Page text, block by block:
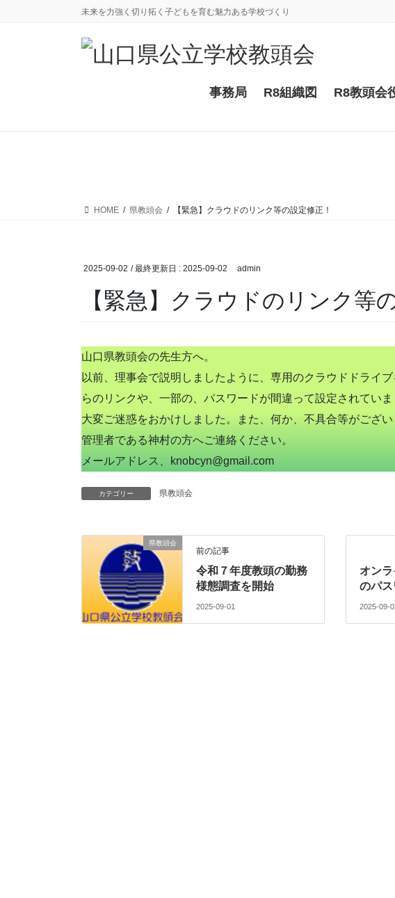
未来を力強く切り拓く子どもを育む魅力ある学校づくり
事務局 R8組織図 R8教頭会
HOME 県教頭会 【緊急】クラウドのリンク等の設定修正！
2025-09-02 / 最終更新日 : 2025-09-02 admin
【緊急】クラウドのリンク等
山口県教頭会の先生方へ。
以前、理事会で説明しましたように、専用のクラウドドライ
らのリンクや、一部の、パスワードが間違って設定されていま
大変ご迷惑をおかけしました。また、何か、不具合等がござ
管理者である神村の方へご連絡ください。
メールアドレス、knobcyn@gmail.com
カテゴリー 県教頭会
県教頭会
前の記事
令和７年度教頭の勤務
様態調査を開始
2025-09-01
オン
のパ
2025-09-